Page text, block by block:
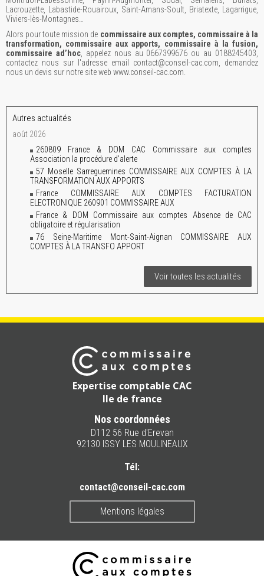
Lacrouzette, Labastide-Rouairoux, Saint-Amans-Soult, Briatexte, Lagarrigue,
Viviers-lès-Montagnes…
Alors pour toute mission de commissaire aux comptes, commissaire à la
transformation, commissaire aux apports, commissaire à la fusion,
commissaire ad’hoc, appelez nous au 0667399676 ou au 0188245403,
contactez nous sur l'adresse email contact@conseil-cac.com, demandez
nous un devis sur notre site web www.conseil-cac.com.
Autres actualités
août 2026
260809 France & DOM CAC Commissaire aux comptes
Association la procédure d’alerte
57 Moselle Sarreguemines COMMISSAIRE AUX COMPTES À LA
TRANSFORMATION AUX APPORTS
France COMMISSAIRE AUX COMPTES FACTURATION
ELECTRONIQUE 260901 COMMISSAIRE AUX
France & DOM Commissaire aux comptes Absence de CAC
obligatoire et régularisation
76 Seine-Maritime Mont-Saint-Aignan COMMISSAIRE AUX
COMPTES À LA TRANSFO APPORT
Voir toutes les actualités
Expertise comptable CAC
Ile de france
Nos coordonnées
D112 56 Rue d'Erevan
92130 ISSY LES MOULINEAUX
Tél:
contact@conseil-cac.com
Mentions légales